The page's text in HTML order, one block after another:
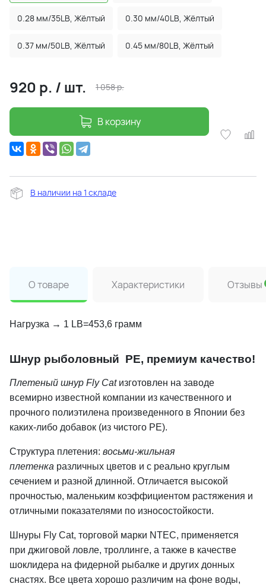
0.28 мм/35LB, Жёлтый 0.30 мм/40LB, Жёлтый
0.37 мм/50LB, Жёлтый 0.45 мм/80LB, Жёлтый
920 р. / шт. 1 058р.
В корзину
В наличии на 1 складе
О товаре Характеристики Отзывы
Нагрузка → 1 LB=453,6 грамм
Шнур рыболовный PE, премиум качество!
Плетеный шнур Fly Catизготовлен на заводе
всемирно известной компании из качественного и
прочного полиэтилена произведенного в Японии без
каких-либо добавок (из чистого PE).
Структура плетения: восьми-жильная
плетенка различных цветов и с реально круглым
сечением и разной длинной. Отличается высокой
прочностью, маленьким коэффициентом растяжения и
отличными показателями по износостойкости.
Шнуры Fly Cat, торговой марки NTEC, применяется
при джиговой ловле, троллинге, а также в качестве
шоклидера на фидерной рыбалке и других донных
снастях. Все цвета хорошо различим на фоне воды,